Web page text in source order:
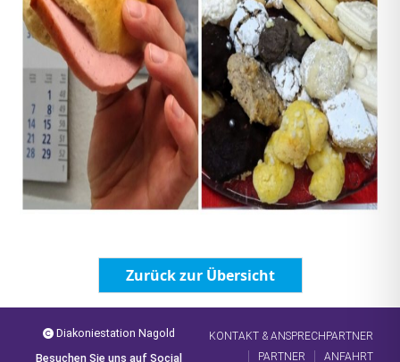
Zurück zur Übersicht
Diakoniestation Nagold
Besuchen Sie uns auf Social
KONTAKT & ANSPRECHPARTNER
PARTNER
ANFAHRT